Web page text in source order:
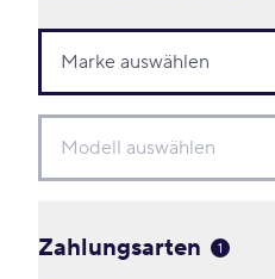
Zahlungsarten 1